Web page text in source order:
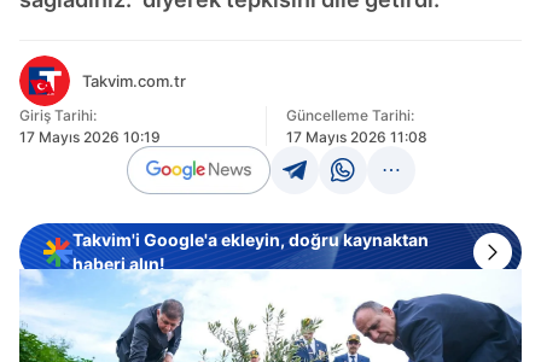
Takvim.com.tr
Giriş Tarihi:
17 Mayıs 2026 10:19
Güncelleme Tarihi:
17 Mayıs 2026 11:08
Takvim'i Google'a ekleyin, doğru kaynaktan
haberi alın!